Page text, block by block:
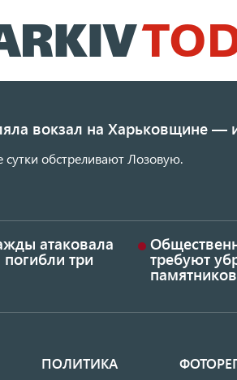
к
основному
вокзал на Харьковщине
обстреливают Лозовую.
атаковала
три требуют
ПОЛИТИКА